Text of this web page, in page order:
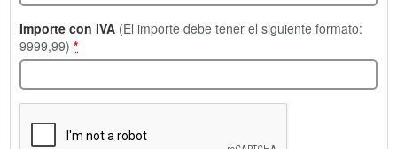
Importe con IVA (El importe debe tener el siguiente formato:
9999,99) *